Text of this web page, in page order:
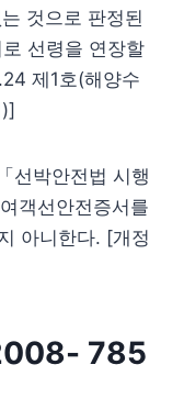
것으로 판정된
선령을 연장할
제1호(해양수
박안전법 시행
객선안전증서를
아니한다. [개정
785